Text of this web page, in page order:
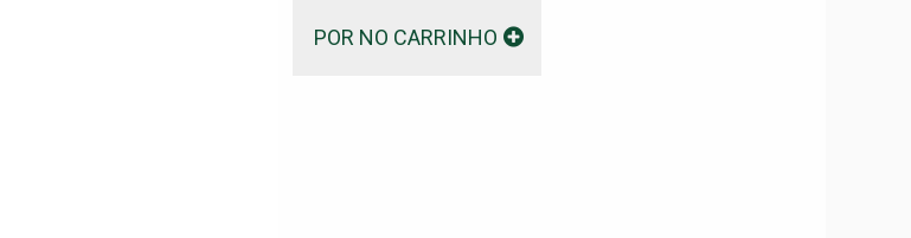
POR NO CARRINHO